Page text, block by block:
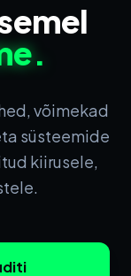
võimekad
süsteemide
kiirusele,